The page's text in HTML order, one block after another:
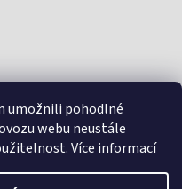
umožnili pohodlné
webu neustále
Více informací
poklad na plantáži (A)
hvězdiček.